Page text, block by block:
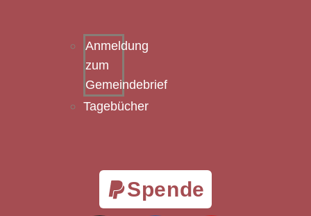
Anmeldung
zum
Gemeindebrief
Tagebücher
Spende